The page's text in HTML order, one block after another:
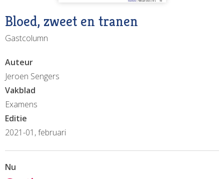
Bloed, zweet en tranen
Gastcolumn
Auteur
Jeroen Sengers
Vakblad
Examens
Editie
2021-01, februari
Nu